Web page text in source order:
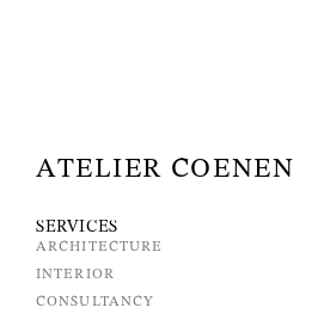
ATELIER COENEN
SERVICES
ARCHITECTURE
INTERIOR
CONSULTANCY